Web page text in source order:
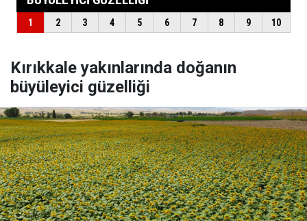
Kırıkkale yakınlarında doğanın
büyüleyici güzelliği